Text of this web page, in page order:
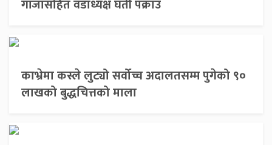
गाँजासहित वडाध्यक्ष घर्ती पक्राउ
काभ्रेमा कस्ले लुट्यो सर्वोच्च अदालतसम्म पुगेको ९०
लाखको बुद्धचित्तको माला